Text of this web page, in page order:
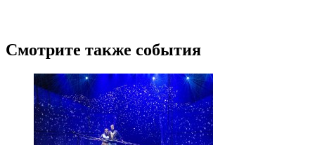
Смотрите также события